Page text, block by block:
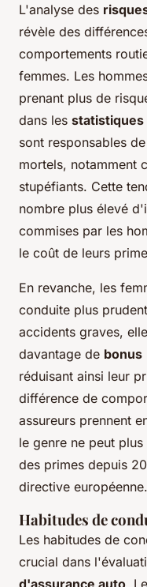
L'analyse des
révèle des
comportements
femmes. Les
prenant plus de
dans les statistiques
sont responsables
mortels, notamment
stupéfiants. Cette
nombre plus élevé
commises par les
le coût de leurs
En revanche, les
conduite plus
accidents graves,
davantage de bonus
réduisant ainsi leur
différence de
assureurs prennent
le genre ne peut
des primes depuis
directive européenne.
Habitudes de
Les habitudes de
crucial dans
d'assurance auto.